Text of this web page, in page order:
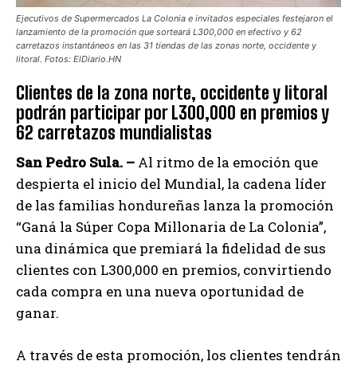
Ejecutivos de Supermercados La Colonia e invitados especiales festejaron el
lanzamiento de la promoción que sorteará L300,000 en efectivo y 62
carretazos instantáneos en las 31 tiendas de las zonas norte, occidente y
litoral. Fotos: ElDiario.HN
Clientes de la zona norte, occidente y litoral
podrán participar por L300,000 en premios y
62 carretazos mundialistas
San Pedro Sula. – Al ritmo de la emoción que
despierta el inicio del Mundial, la cadena líder
de las familias hondureñas lanza la promoción
“Ganá la Súper Copa Millonaria de La Colonia”,
una dinámica que premiará la fidelidad de sus
clientes con L300,000 en premios, convirtiendo
cada compra en una nueva oportunidad de
ganar.
A través de esta promoción, los clientes tendrán